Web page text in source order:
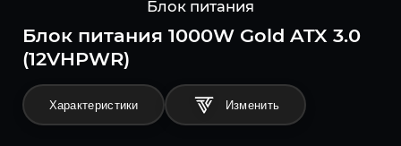
Блок питания
Блок питания 1000W Gold ATX 3.0
(12VHPWR)
Характеристики